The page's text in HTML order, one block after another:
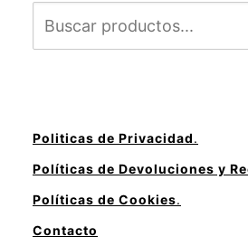
Politicas de Privacidad.
Políticas de Devoluciones y
Políticas de Cookies.
Contacto